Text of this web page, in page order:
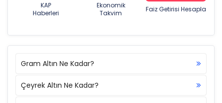
KAP
Haberleri
Ekonomik
Takvim
Faiz Getirisi Hesapla
Gram Altın Ne Kadar?
Çeyrek Altın Ne Kadar?